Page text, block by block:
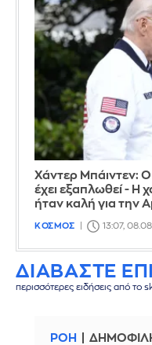
Χάντερ Μπάιντεν:
έχει εξαπλωθεί - Η
ήταν καλή για την
ΚΟΣΜΟΣ 13:07,
ΔΙΑΒΑΣΤΕ
περισσότερες ειδήσεις από το
ΡΟΗ